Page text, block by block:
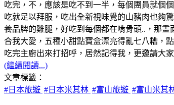
吃完，不，應該是吃不到一半，每個團員就個
吃就足以拜服，吃出全新視味覺的山豬肉也夠
養品牌的雞腿，好吃到每個都在啃骨頭..，那
合我大愛，五種小甜點寶盒漂亮得亂七八糟，
吃完主廚出來打招呼，居然記得我，更邀請大
(繼續閱讀...)
文章標籤：
#日本旅遊 #日本米其林 #富山旅遊 #富山米其